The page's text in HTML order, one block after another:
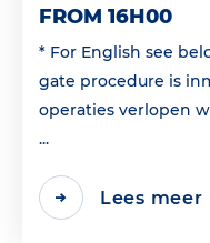
FROM 16H00
* For English see
gate procedure is
operaties verlopen
...
Lees meer